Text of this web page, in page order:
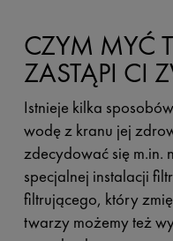
CZYM MYĆ
ZASTĄPI CI
Istnieje kilka
wodę z kranu jej
zdecydować się m.in.
specjalnej instalacji
filtrującego, który
twarzy możemy też